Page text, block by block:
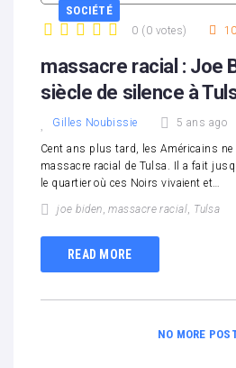
SOCIÉTÉ
0 ( 0 votes)
massacre racial : Joe
siècle de silence à
Gilles Noubissie 5 ans ago
Cent ans plus tard, les Américains
massacre racial de Tulsa. Il a fait
le quartier où ces Noirs vivaient et…
joe biden,massacre racial, Tulsa
READ MORE
NO MORE